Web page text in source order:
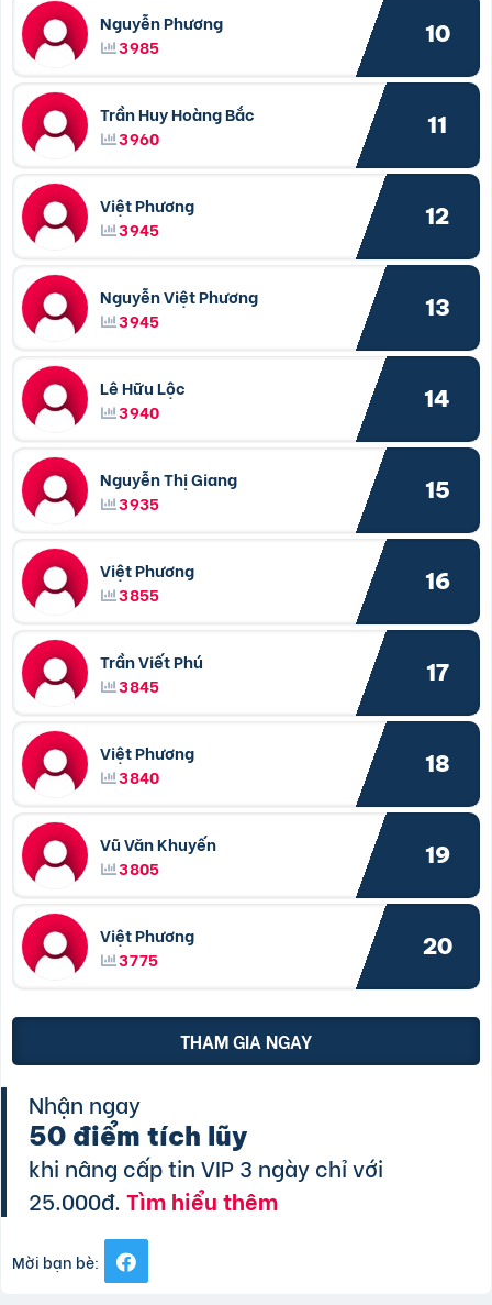
Nguyễn Phương
3985
10
Trần Huy Hoàng Bắc
3960
11
Việt Phương
3945
12
Nguyễn Việt Phương
3945
13
Lê Hữu Lộc
3940
14
Nguyễn Thị Giang
3935
15
Việt Phương
3855
16
Trần Viết Phú
3845
17
Việt Phương
3840
18
Vũ Văn Khuyến
3805
19
Việt Phương
3775
20
THAM GIA NGAY
Nhận ngay
50 điểm tích lũy
khi nâng cấp tin VIP 3 ngày chỉ với
25.000đ.Tìm hiểu thêm
Mời bạn bè: